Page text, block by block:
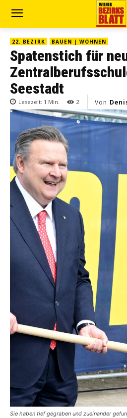
22. BEZIRK BAUEN | WOHNEN
Spatenstich für
Seestadt
Lesezeit: 1 Min. 2 Von
Sie haben tief gegraben und zueinander